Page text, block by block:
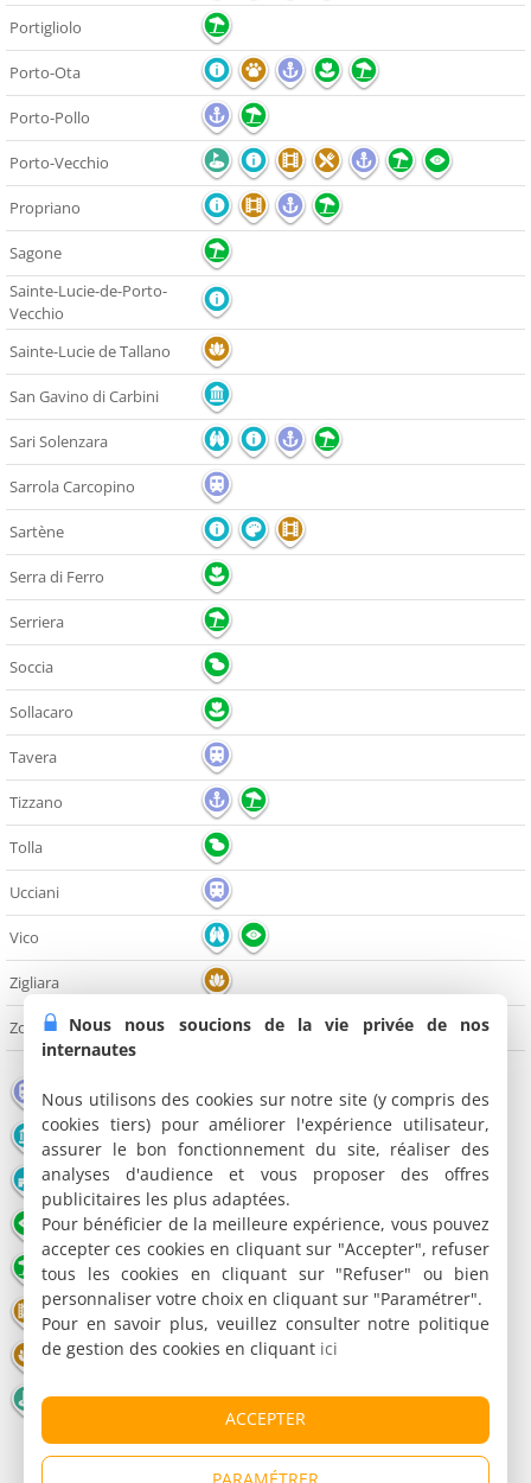
Portigliolo
Porto-Ota
Porto-Pollo
Porto-Vecchio
Propriano
Sagone
Sainte-Lucie-de-Porto-
Vecchio
Sainte-Lucie de Tallano
San Gavino di Carbini
Sari Solenzara
Sarrola Carcopino
Sartène
Serra di Ferro
Serriera
Soccia
Sollacaro
Tavera
Tizzano
Tolla
Ucciani
Vico
Zigliara
Zonza
Gare Aéroport Port
Monument Pont Edifice religieux
Château Office de tourisme Musée
Point de vue Nature Lac / Plan d'eau
Plage Congrès - Parc Expo Restaurant
Cinéma Parc animalier Parc de loisirs
Bien-être Casino
Golf Station de ski
Nous nous soucions de la vie privée de nos
internautes
Nous utilisons des cookies sur notre site (y compris des
cookies tiers) pour améliorer l'expérience utilisateur,
assurer le bon fonctionnement du site, réaliser des
analyses d'audience et vous proposer des offres
publicitaires les plus adaptées.
Pour bénéficier de la meilleure expérience, vous pouvez
accepter ces cookies en cliquant sur "Accepter", refuser
tous les cookies en cliquant sur "Refuser" ou bien
personnaliser votre choix en cliquant sur "Paramétrer".
Pour en savoir plus, veuillez consulter notre politique
de gestion des cookies en cliquant ici
ACCEPTER